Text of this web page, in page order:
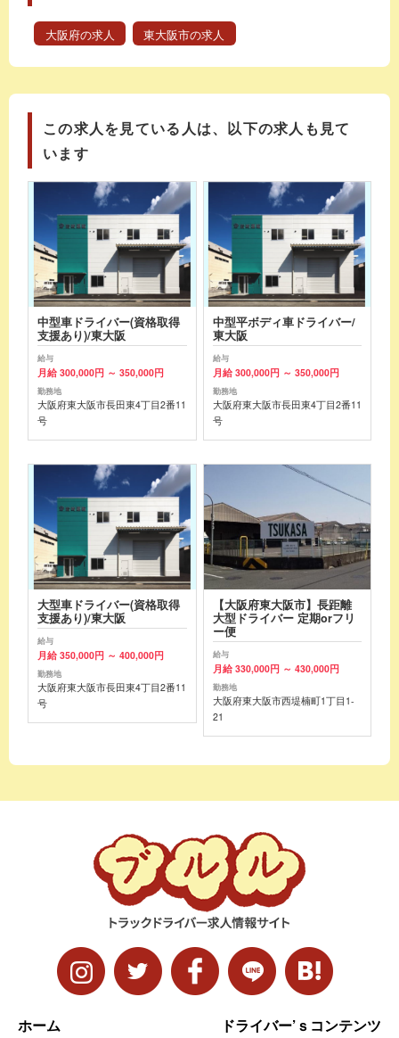
大阪府の求人 東大阪市の求人
この求人を見ている人は、以下の求人も見て
います
中型車ドライバー(資格取得
支援あり)/東大阪
給与
月給 300,000円 ～ 350,000円
勤務地
大阪府東大阪市長田東4丁目2番11
号
中型平ボディ車ドライバー/
東大阪
給与
月給 300,000円 ～ 350,000円
勤務地
大阪府東大阪市長田東4丁目2番11
号
大型車ドライバー(資格取得
支援あり)/東大阪
給与
月給 350,000円 ～ 400,000円
勤務地
大阪府東大阪市長田東4丁目2番11
号
【大阪府東大阪市】長距離
大型ドライバー 定期orフリ
ー便
給与
月給 330,000円 ～ 430,000円
勤務地
大阪府東大阪市西堤楠町1丁目1-
21
ホーム ドライバー’ｓコンテンツ